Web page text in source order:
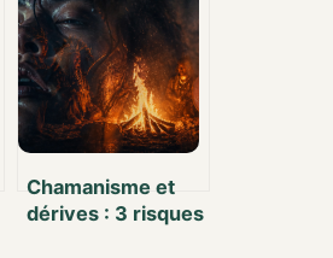
révèle de vous
Chamanisme et
dérives : 3 risques